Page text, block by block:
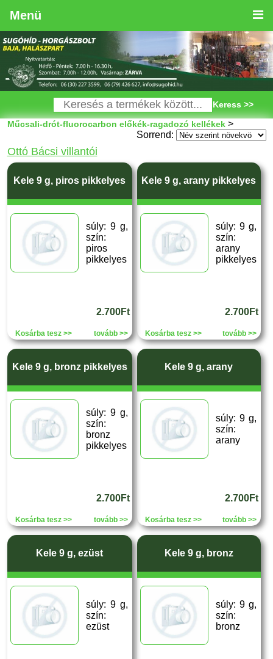
Menü
Keress >>
Műcsali-drót-fluorocarbon előkék-ragadozó kellékek>
Sorrend:
Ottó Bácsi villantói
Kele 9 g, piros pikkelyes
súly: 9 g,
szín:
piros
pikkelyes
2.700Ft
Kosárba tesz >> tovább >>
Kele 9 g, arany pikkelyes
súly: 9 g,
szín:
arany
pikkelyes
2.700Ft
Kosárba tesz >> tovább >>
Kele 9 g, bronz pikkelyes
súly: 9 g,
szín:
bronz
pikkelyes
2.700Ft
Kosárba tesz >> tovább >>
Kele 9 g, arany
súly: 9 g,
szín:
arany
2.700Ft
Kosárba tesz >> tovább >>
Kele 9 g, ezüst
súly: 9 g,
szín:
ezüst
Kele 9 g, bronz
súly: 9 g,
szín:
bronz